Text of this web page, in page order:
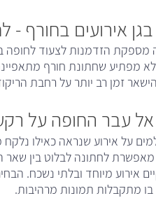
אירועים בחורף -
מספקת הזדמנות לצעוד לחופה
מפתיע שחתונת חורף
זמן רב יותר על רחבת
אל עבר החופה על
על אירוע שנראה כאילו
מאפשרת לחתונה לבלוט בין
אירוע מיוחד ובלתי נשכח.
בו מתקבלות תמונות מרהיבות.